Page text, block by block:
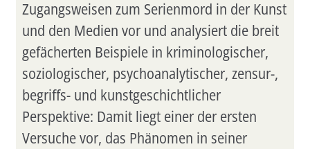
Zugangsweisen zum Serienmord in der Kunst
und den Medien vor und analysiert die breit
gefächerten Beispiele in kriminologischer,
soziologischer, psychoanalytischer, zensur-,
begriffs- und kunstgeschichtlicher
Perspektive: Damit liegt einer der ersten
Versuche vor, das Phänomen in seiner